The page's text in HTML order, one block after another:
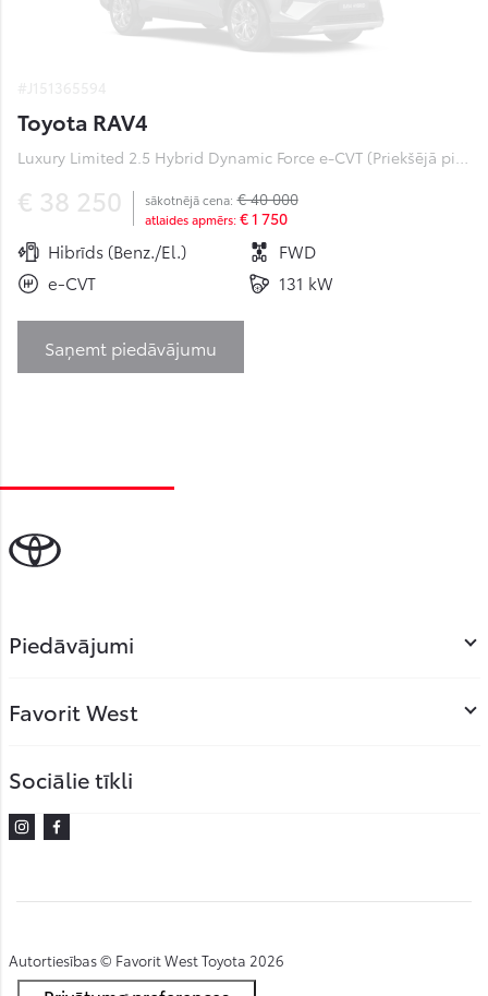
Toyota RAV4
Luxury Limited 2.5 Hybrid Dynamic Force e-CVT (Priekšējā piedziņa) (131 kW)
€ 38 250 sākotnējā cena: € 40 000
atlaides apmērs: € 1 750
Hibrīds (Benz./El.)
FWD
e-CVT
131 kW
Saņemt piedāvājumu
Piedāvājumi
Favorit West
Sociālie tīkli
Instagram
Facebook
Autortiesības © Favorit West Toyota 2026